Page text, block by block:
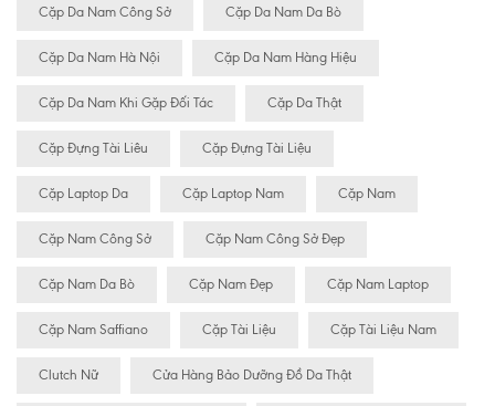
Cặp Da Nam Công Sở Cặp Da Nam Da Bò
Cặp Da Nam Hà Nội Cặp Da Nam Hàng Hiệu
Cặp Da Nam Khi Gặp Đối Tác Cặp Da Thật
Cặp Đựng Tài Liêu Cặp Đựng Tài Liệu
Cặp Laptop Da Cặp Laptop Nam Cặp Nam
Cặp Nam Công Sở Cặp Nam Công Sở Đẹp
Cặp Nam Da Bò Cặp Nam Đẹp Cặp Nam Laptop
Cặp Nam Saffiano Cặp Tài Liệu Cặp Tài Liệu Nam
Clutch Nữ Cửa Hàng Bảo Dưỡng Đồ Da Thật